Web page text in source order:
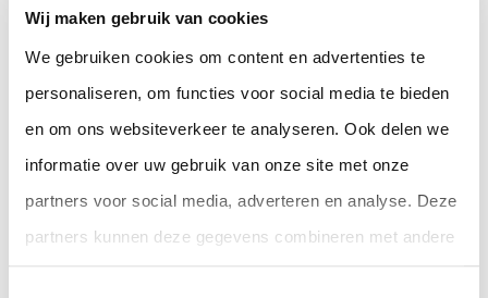
Wij maken gebruik van cookies
We gebruiken cookies om content en advertenties te
personaliseren, om functies voor social media te bieden
en om ons websiteverkeer te analyseren. Ook delen we
informatie over uw gebruik van onze site met onze
partners voor social media, adverteren en analyse. Deze
partners kunnen deze gegevens combineren met andere
informatie die u aan ze heeft verstrekt of die ze hebben
zal op termijn door de nieuwe eigenaar worden
getransformeerd naar ‘state-of-the-art’ kantoorruimte
en appartementen. Het object was ooit in gebruik als
het Duitse Consulaat en beschikt over een
monumentaal trappenhuis.
De Lobel & Partners ‘real estate experts’